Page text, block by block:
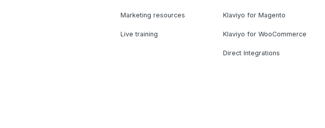
Marketing resources
Live training
Klaviyo for Magento
Klaviyo for WooCommerce
Direct Integrations